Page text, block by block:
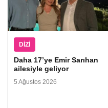
DIZI
Daha 17’ye Emir Sarıhan
ailesiyle geliyor
5 Ağustos 2026